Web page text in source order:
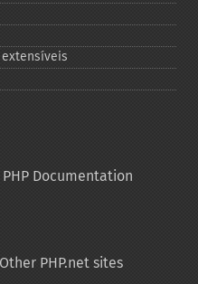
Documentation
Other PHP.net sites